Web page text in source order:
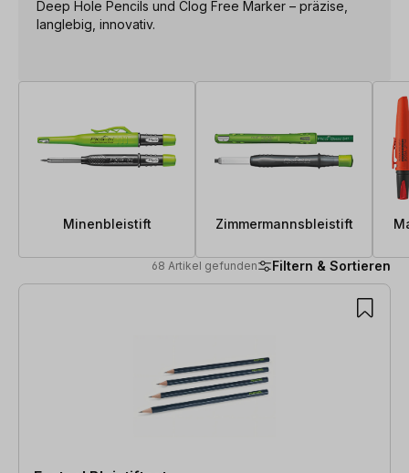
Deep Hole Pencils und Clog Free Marker – präzise,
langlebig, innovativ.
Minenbleistift Zimmermannsbleistift
68 Artikel gefunden Filtern & Sortieren
68 Artikel gefunden